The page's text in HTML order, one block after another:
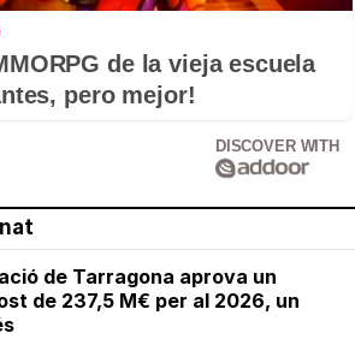
de la vieja escuela
pero mejor!
DISCOVER WITH
de Tarragona aprova un
de 237,5 M€ per al 2026, un